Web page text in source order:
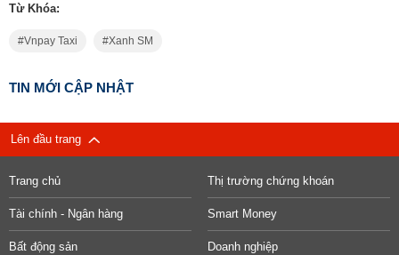
Từ Khóa:
Vnpay Taxi Xanh SM
TIN MỚI CẬP NHẬT
Lên đầu trang
Trang chủ Thị trường chứng khoán
Tài chính - Ngân hàng Smart Money
Bất động sản Doanh nghiệp